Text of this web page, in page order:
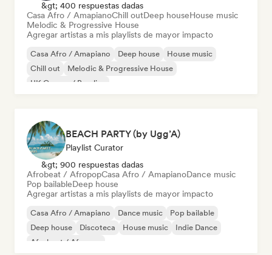
&gt; 400 respuestas dadas
Casa Afro / AmapianoChill outDeep houseHouse music
Melodic & Progressive House
Agregar artistas a mis playlists de mayor impacto
Casa Afro / Amapiano Deep house
House music
Chill out
Melodic & Progressive House
UK Garage / Bassline
BEACH PARTY (by Ugg’A)
Playlist Curator
&gt; 900 respuestas dadas
Afrobeat / AfropopCasa Afro / AmapianoDance music
Pop bailableDeep house
Agregar artistas a mis playlists de mayor impacto
Casa Afro / Amapiano Dance music
Pop bailable
Deep house
Discoteca House music
Indie Dance
Afrobeat / Afropop